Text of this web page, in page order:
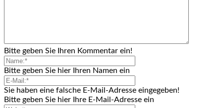
Bitte geben Sie Ihren Kommentar ein!
Bitte geben Sie hier Ihren Namen ein
Sie haben eine falsche E-Mail-Adresse eingegeben!
Bitte geben Sie hier Ihre E-Mail-Adresse ein